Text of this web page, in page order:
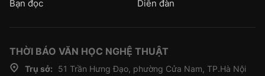
Bạn đọc
Diễn đàn
THỜI BÁO VĂN HỌC NGHỆ THUẬT
Trụ sở: 51 Trần Hưng Đạo, phường Cửa Nam, TP.Hà Nội